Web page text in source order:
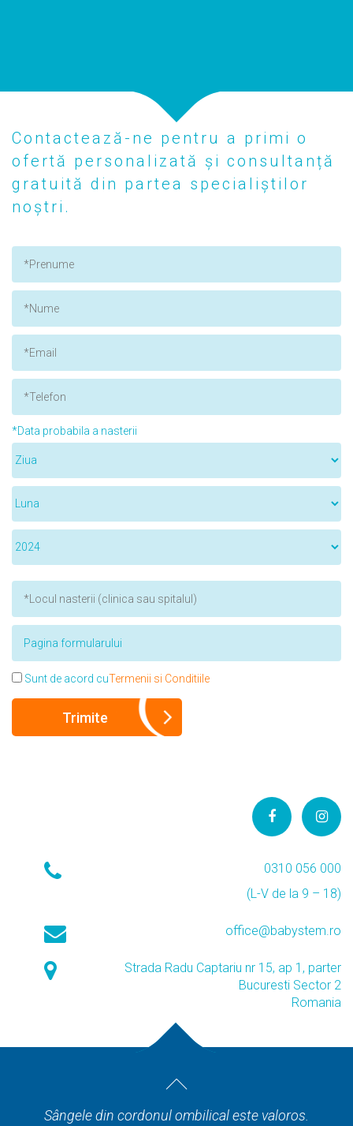
Contactează-ne pentru a primi o
ofertă personalizată și consultanță
gratuită din partea specialiștilor
noștri.
*Data probabila a nasterii
Sunt de acord cuTermenii si Conditiile
0310 056 000
(L-V de la 9 – 18)
office@babystem.ro
Strada Radu Captariu nr 15, ap 1, parter
Bucuresti Sector 2
Romania
Sângele din cordonul ombilical este valoros.